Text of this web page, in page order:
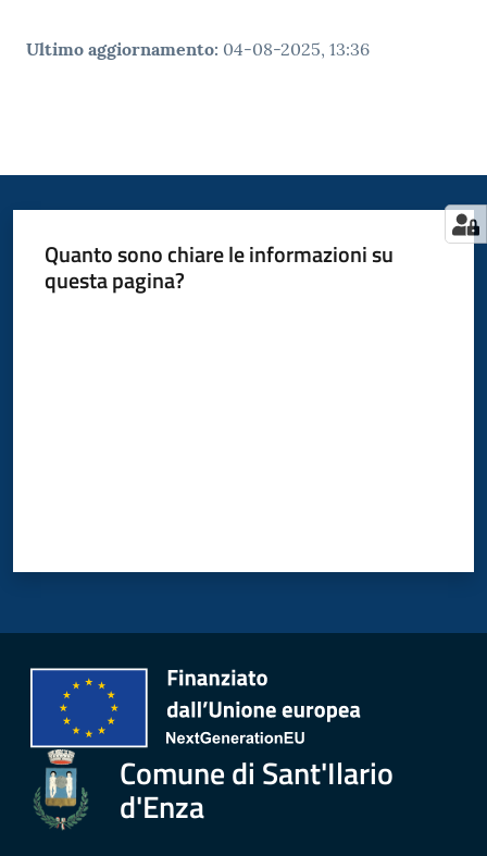
Ultimo aggiornamento: 04-08-2025, 13:36
Quanto sono chiare le informazioni su
questa pagina?
Comune di Sant'Ilario
d'Enza